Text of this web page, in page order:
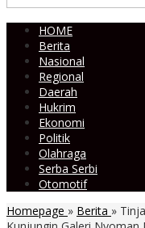
HOME
Berita
Nasional
Regional
Daerah
Hukrim
Ekonomi
Politik
Olahraga
Serba Serbi
Otomotif
Homepage » Berita »